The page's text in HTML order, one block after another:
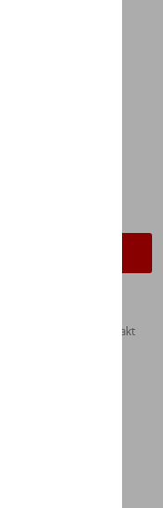
en 12 bank- en/of
elegante touch. Gemaakt